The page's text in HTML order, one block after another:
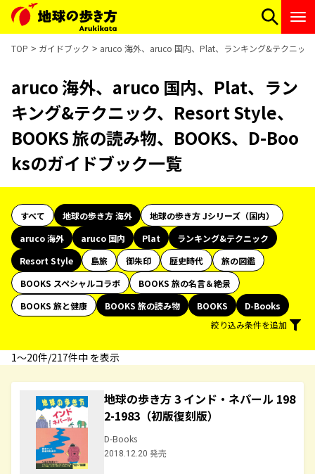
TOP ガイドブック aruco 海外、aruco 国内、Plat、ランキング&テクニッ
aruco 海外、aruco 国内、Plat、ラン
キング&テクニック、Resort Style、
BOOKS 旅の読み物、BOOKS、D-Boo
ksのガイドブック一覧
すべて 地球の歩き方 海外
地球の歩き方 Jシリーズ（国内）
aruco 海外
aruco 国内 Plat
ランキング&テクニック
Resort Style
島旅 御朱印 歴史時代
旅の図鑑
BOOKS スペシャルコラボ
BOOKS 旅の名言＆絶景
BOOKS 旅と健康
BOOKS 旅の読み物 BOOKS
D-Books
絞り込み条件を追加
1〜20件/217件中 を表示
地球の歩き方 3 インド・ネパール 198
2-1983（初版復刻版）
D-Books
2018.12.20 発売